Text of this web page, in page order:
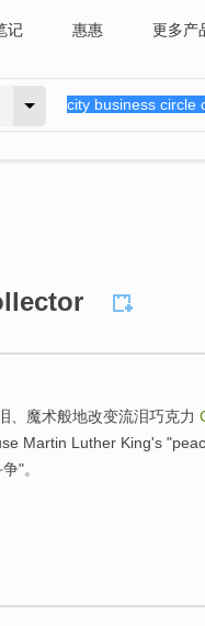
记 惠惠 更多产
、魔术般地改变流泪巧克力
Martin Luther King's
"。